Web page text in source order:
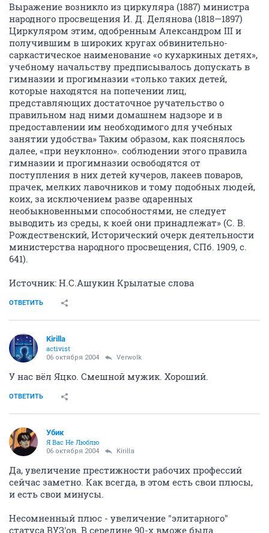
Выражение возникло из циркуляра (1887) министра
народного просвещения И. Д. Делянова (1818—1897)
Циркуляром этим, одобренным Александром III и
получившим в широких кругах обвинительно-
саркастическое наименование «о кухаркиных детях»,
учебному начальству предписывалось допускать в
гимназии и прогимназии «только таких детей,
которые находятся на попечении лиц,
представляющих достаточное ручательство о
правильном над ними домашнем надзоре и в
предоставлении им необходимого для учебных
занятии удобства» Таким образом, как пояснялось
далее, «при неуклонно». соблюдении этого правила
гимназии и прогимназии освободятся от
поступления в них детей кучеров, лакеев поваров,
прачек, мелких лавочников и тому подобных людей,
коих, за исключением разве одаренных
необыкновенными способностями, не следует
выводить из среды, к коей они принадлежат» (С. В.
Рождественский, Исторический очерк деятельности
министерства народного просвещения, СПб. 1909, с.
641).
Источник: Н.С.Ашукин Крылатые слова
ОТВЕТИТЬ
Kirilla
activist
06 октября 2004 Verwolk
У нас вёл Яцко. Смешной мужик. Хороший.
ОТВЕТИТЬ
Убик
Я Вас Не Люблю
06 октября 2004 Kirilla
Да, увеличение престижности рабочих профессий
сейчас заметно. Как всегда, в этом есть свои плюсы,
и есть свои минусы.
Несомненный плюс - увеличение "элитарного"
статуса ВУЗ'ов. В середине 90-х вможе была